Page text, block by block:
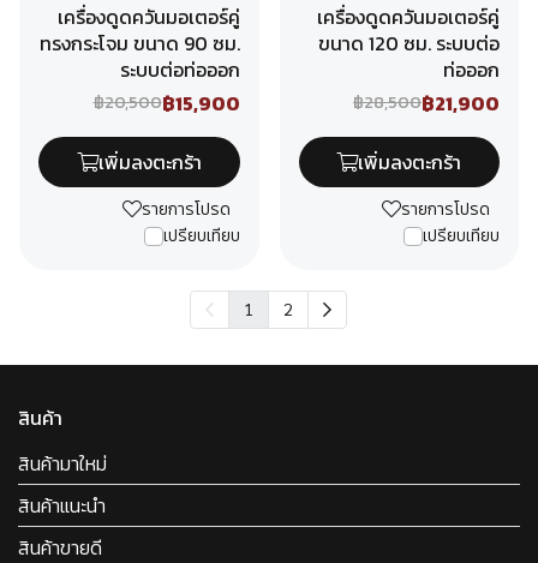
เครื่องดูดควันมอเตอร์คู่
ทรงกระโจม ขนาด 90 ซม.
ระบบต่อท่อออก
฿20,500฿15,900
เพิ่มลงตะกร้า
รายการโปรด
เปรียบเทียบ
เครื่องดูดควันมอเตอร์คู่
ขนาด 120 ซม. ระบบต่อ
ท่อออก
฿28,500฿21,900
เพิ่มลงตะกร้า
รายการโปรด
เปรียบเทียบ
1 2
สินค้า
สินค้ามาใหม่
สินค้าแนะนำ
สินค้าขายดี